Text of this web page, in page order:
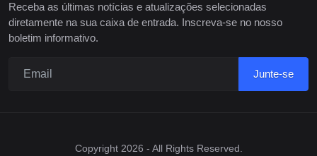
Receba as últimas notícias e atualizações selecionadas
diretamente na sua caixa de entrada. Inscreva-se no nosso
boletim informativo.
Junte-se
Copyright 2026 - All Rights Reserved.